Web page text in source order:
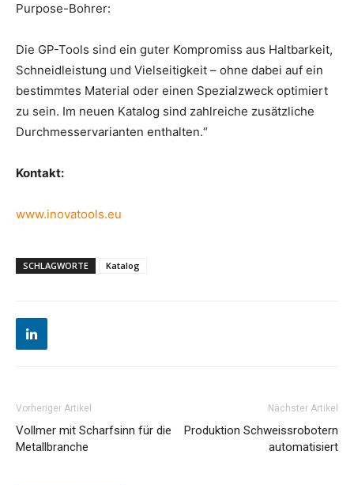
Purpose-Bohrer:
Die GP-Tools sind ein guter Kompromiss aus Haltbarkeit,
Schneidleistung und Vielseitigkeit – ohne dabei auf ein
bestimmtes Material oder einen Spezialzweck optimiert
zu sein. Im neuen Katalog sind zahlreiche zusätzliche
Durchmesservarianten enthalten.“
Kontakt:
www.inovatools.eu
SCHLAGWORTE Katalog
Vorheriger Artikel
Vollmer mit Scharfsinn für die
Metallbranche
Nächster Artikel
Produktion Schweissrobotern
automatisiert